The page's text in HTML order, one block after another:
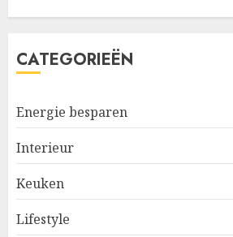
CATEGORIEËN
Energie besparen
Interieur
Keuken
Lifestyle